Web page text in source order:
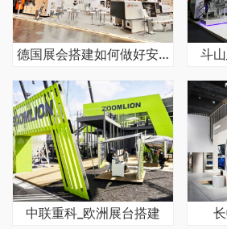
德国展会搭建如何做好安全保障 斗
中联重科_欧洲展台搭建